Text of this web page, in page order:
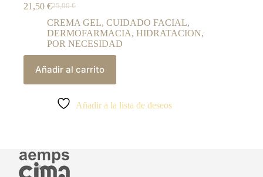
25,00€
El
precio
original
era:
21,50 €El
precio
actual
es:
CREMA GEL, CUIDADO FACIAL,
DERMOFARMACIA, HIDRATACION,
POR NECESIDAD
Añadir al carrito
Añadir a la lista de deseos